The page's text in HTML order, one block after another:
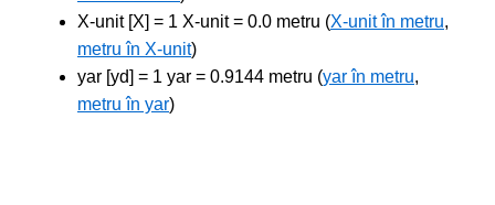
X-unit [X] = 1 X-unit = 0.0 metru (X-unit în metru,
metru în X-unit)
yar [yd] = 1 yar = 0.9144 metru (yar în metru,
metru în yar)